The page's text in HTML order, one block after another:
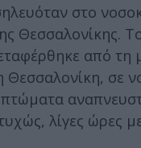
στο
Θεσσαλονίκης.
από
Θεσσαλονίκη, σε
λίγες ώρες